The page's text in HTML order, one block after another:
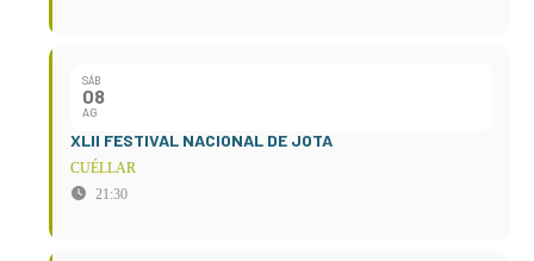
SÁB
08
AG
XLII FESTIVAL NACIONAL DE JOTA
CUÉLLAR
21:30